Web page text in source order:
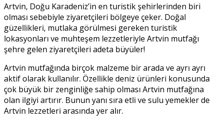
Artvin, Doğu Karadeniz’in en turistik şehirlerinden biri
olması sebebiyle ziyaretçileri bölgeye çeker. Doğal
güzellikleri, mutlaka görülmesi gereken turistik
lokasyonları ve muhteşem lezzetleriyle Artvin mutfağı
şehre gelen ziyaretçileri adeta büyüler!
Artvin mutfağında birçok malzeme bir arada ve ayrı ayrı
aktif olarak kullanılır. Özellikle deniz ürünleri konusunda
çok büyük bir zenginliğe sahip olması Artvin mutfağına
olan ilgiyi artırır. Bunun yanı sıra etli ve sulu yemekler de
Artvin lezzetleri arasında yer alır.